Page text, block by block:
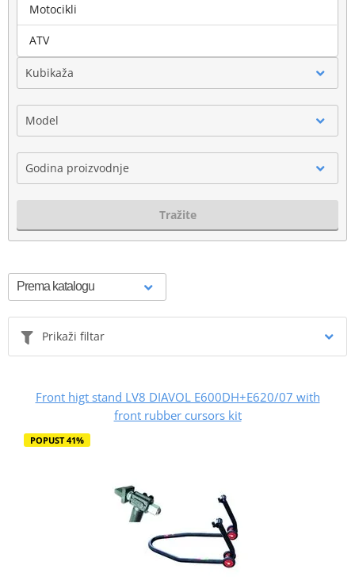
Marka
Kubikaža
Model
Godina proizvodnje
Tražite
Prikaži filtar
Front higt stand LV8 DIAVOL E600DH+E620/07 with
front rubber cursors kit
POPUST 41%
Motocikli
ATV